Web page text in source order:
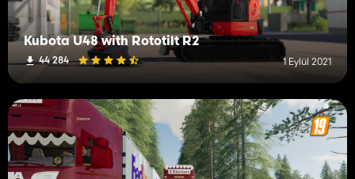
Kubota U48 with Rototilt R2
44 284 1 Eylül 2021